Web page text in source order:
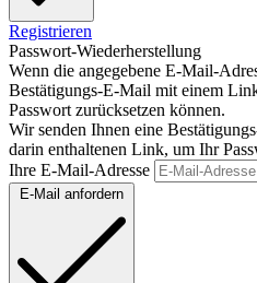
Registrieren
Passwort-Wiederherstellung
Wenn die angegebene E-Mail-
Bestätigungs-E-Mail mit einem
Passwort zurücksetzen können.
Wir senden Ihnen eine
darin enthaltenen Link, um Ihr
Ihre E-Mail-Adresse
E-Mail anfordern